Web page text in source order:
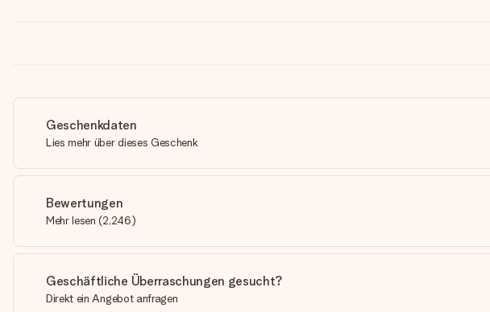
Geschenkdaten
Lies mehr über dieses Geschenk
Bewertungen
Mehr lesen (2,246)
Geschäftliche Überraschungen gesucht?
Direkt ein Angebot anfragen